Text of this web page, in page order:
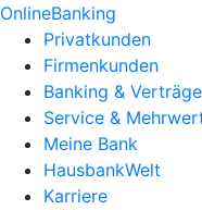
OnlineBanking
Privatkunden
Firmenkunden
Banking & Verträge
Service &
Meine Bank
HausbankWelt
Karriere